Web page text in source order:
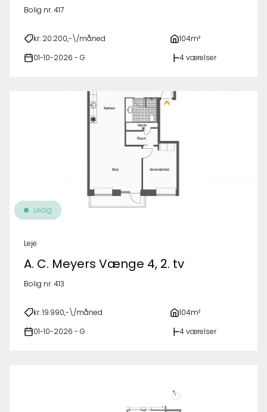
Bolig nr. 417
kr. 20.200,-\/måned 104m²
01-10-2026 - G 4 værelser
Ledig
Leje
A. C. Meyers Vænge 4, 2. tv
Bolig nr. 413
kr. 19.990,-\/måned 104m²
01-10-2026 - G 4 værelser